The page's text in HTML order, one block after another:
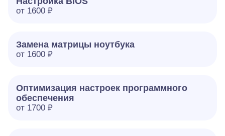
от 1600 ₽
Замена матрицы ноутбука
от 1600 ₽
Оптимизация настроек программного
обеспечения
от 1700 ₽